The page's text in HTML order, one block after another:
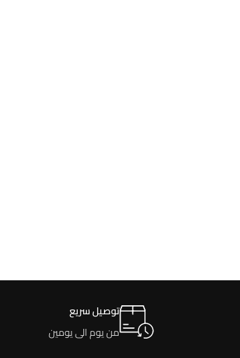
توصيل سريع
من يوم الى يومين